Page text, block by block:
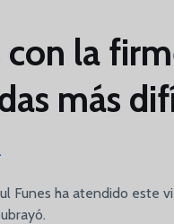
con la
más
Funes ha atendido este